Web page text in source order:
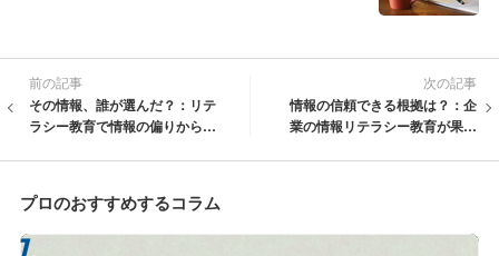
前の記事
その情報、誰が選んだ？：リテ
ラシー教育で情報の偏りから自
次の記事
情報の信頼できる根拠は？：企
業の情報リテラシー教育が果た
プロのおすすめするコラム